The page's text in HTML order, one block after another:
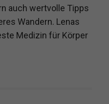
auch wertvolle Tipps
Wandern. Lenas
Medizin für Körper